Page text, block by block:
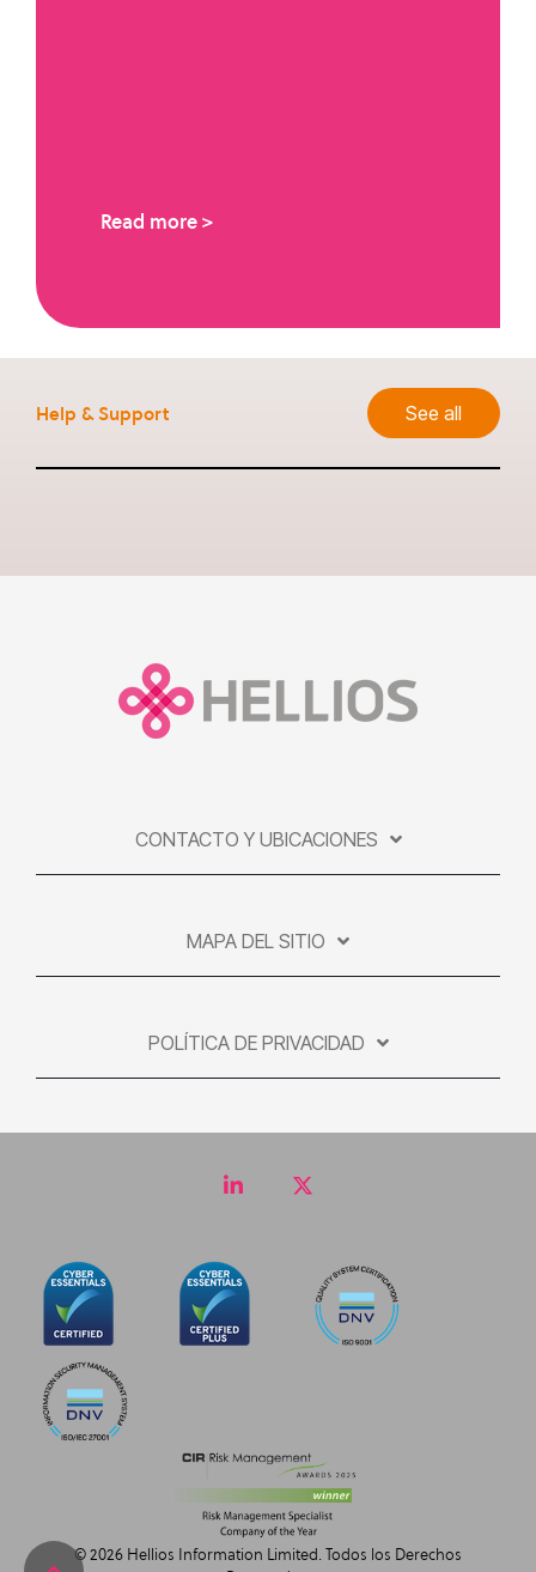
Read more >
Help & Support See all
CONTACTO Y UBICACIONES
MAPA DEL SITIO
POLÍTICA DE PRIVACIDAD
© 2026 Hellios Information Limited. Todos los Derechos
LinkedIn